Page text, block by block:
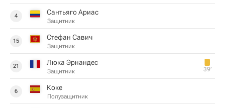
4 Сантьяго Ариас
Защитник
15 Стефан Савич
Защитник
21 Люка Эрнандес
Защитник 39‎’‎
6 Коке
Полузащитник